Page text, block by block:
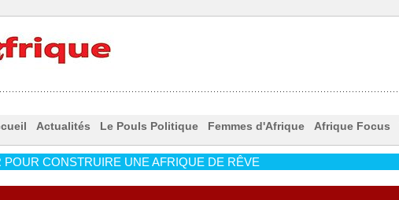
Actualités Le Pouls Politique Femmes d'Afrique Afrique Focus
CONSTRUIRE UNE AFRIQUE DE RÊVE